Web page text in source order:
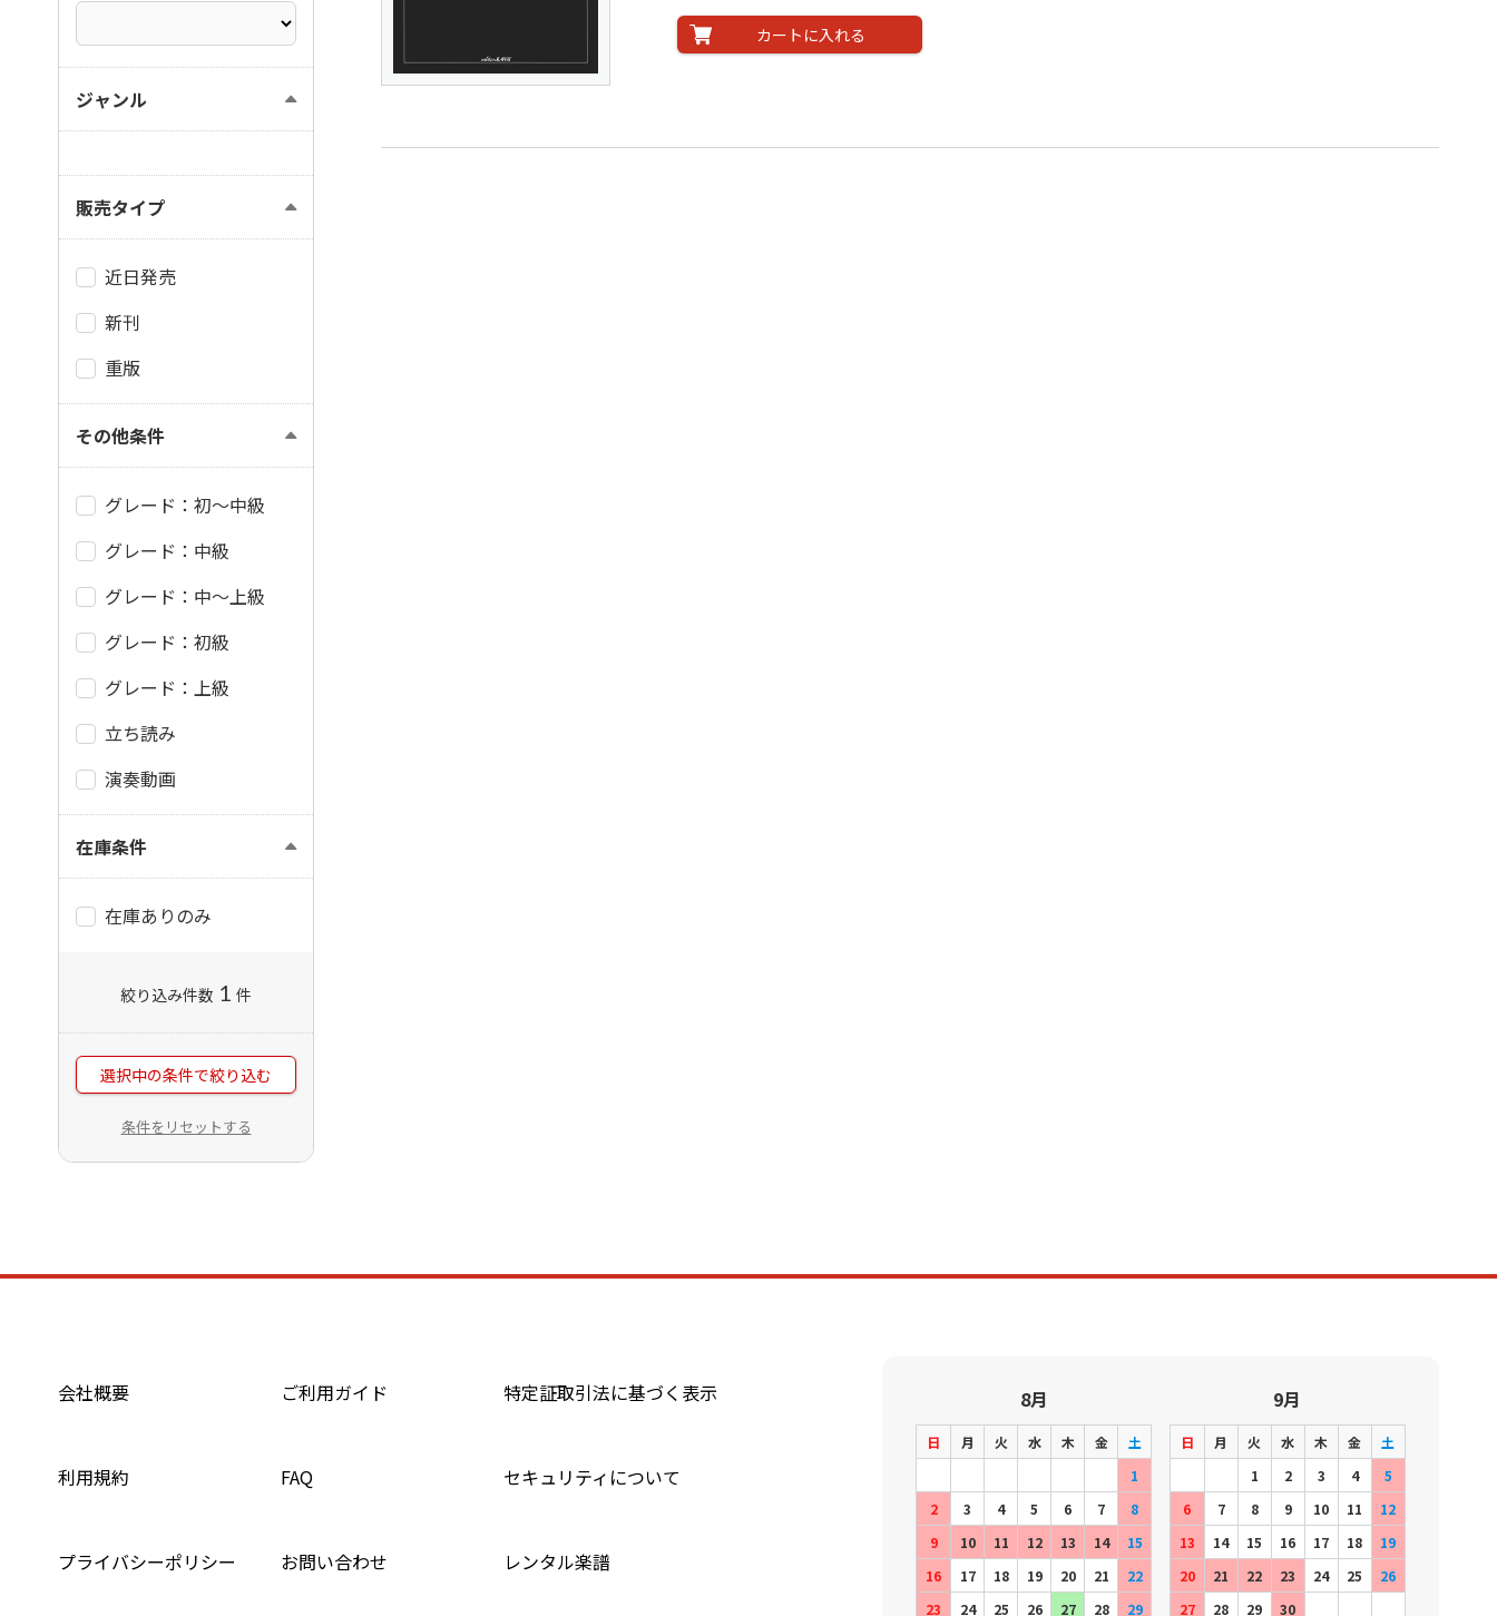
カートに入れる
ジャンル
販売タイプ
近日発売
新刊
重版
その他条件
グレード：初～中級
グレード：中級
グレード：中～上級
グレード：初級
グレード：上級
立ち読み
演奏動画
在庫条件
在庫ありのみ
絞り込み件数 1 件
選択中の条件で絞り込む
条件をリセットする
会社概要 ご利用ガイド 特定証取引法に基づく表示
利用規約 FAQ セキュリティについて
プライバシーポリシー お問い合わせ レンタル楽譜
8月
日 月 火 水 木 金
土
1
2
3 4 5 6 7
8
9
10 11 12 13 14
15
16
17 18 19 20 21
22
23
24 25 26 27 28 29
9月
日 月 火 水 木 金
土
1
2 3 4
5
6
7 8 9 10 11
12
13
14 15 16 17 18
19
20
21 22 23 24 25
26
27
28 29 30